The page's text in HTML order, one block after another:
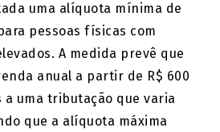
uma alíquota mínima de
pessoas físicas com
A medida prevê que
anual a partir de R$ 600
a uma tributação que varia
que a alíquota máxima